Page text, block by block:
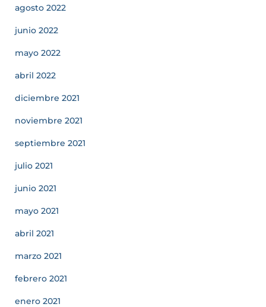
agosto 2022
junio 2022
mayo 2022
abril 2022
diciembre 2021
noviembre 2021
septiembre 2021
julio 2021
junio 2021
mayo 2021
abril 2021
marzo 2021
febrero 2021
enero 2021